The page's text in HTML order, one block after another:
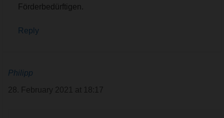
Förderbedürftigen.
Reply
Philipp
28. February 2021 at 18:17